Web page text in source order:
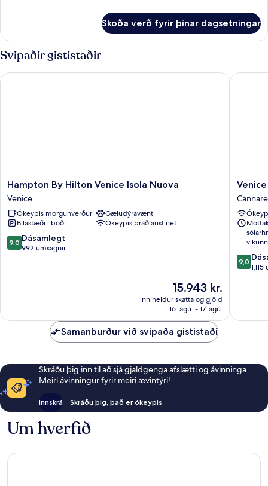
Room
With
View
Skoða verð fyrir þínar dagsetningar
Svipaðir gististaðir
Hampton
By
Hilton
Venice
Isola
Nuova
Venice
Hampton By Hilton Venice Isola Nuova
Venice
Ókeypis morgunverður
Gæludýravænt
Bílastæði í boði
Ókeypis þráðlaust net
9.0
af
9,0 Dásamlegt
992 umsagnir
Verðið
er
15.943 kr.
15.943 kr.
inniheldur skatta og gjöld
16. ágú. - 17. ágú.
Hampton By Hilton Venice Isola Nuova
Venice
Maggior
9.0
af
9,0
Venice
Samanburður við svipaða gististaði
Skráðu þig inn til að sjá gjaldgenga afslætti og ávinninga.
Meiri ávinningur fyrir meiri ævintýri!
Innskrá Skráðu þig, það er ókeypis
Um hverfið